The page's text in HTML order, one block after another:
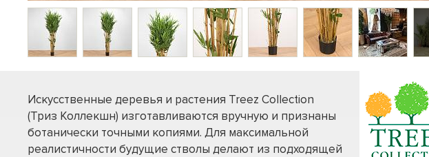
Искусственные деревья и растения Treez Collection
(Триз Коллекшн) изготавливаются вручную и признаны
ботанически точными копиями. Для максимальной
реалистичности будущие стволы делают из подходящей